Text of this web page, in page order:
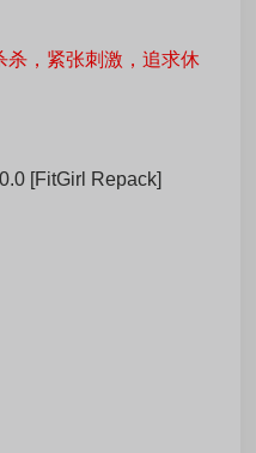
杀，紧张刺激，追求休
[FitGirl Repack]